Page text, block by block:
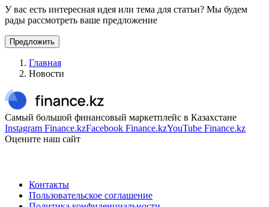
У вас есть интересная идея или тема для статьи? Мы будем
рады рассмотреть ваше предложение
Предложить
Главная
Новости
Самый большой финансовый маркетплейс в Казахстане
Instagram Finance.kzFacebook Finance.kzYouTube Finance.kz
Оцените наш сайт
Контакты
Пользовательское соглашение